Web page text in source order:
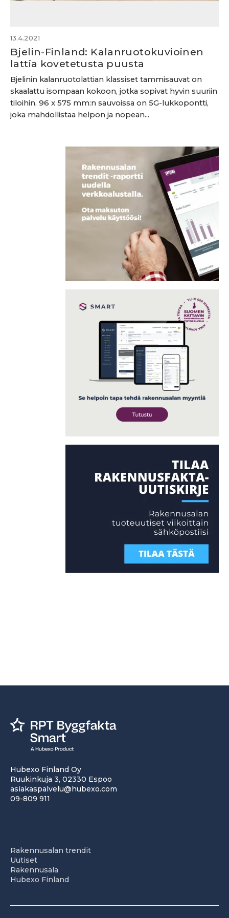
13.4.2021
Bjelin-Finland: Kalanruotokuvioinen
lattia kovetetusta puusta
Bjelinin kalanruotolattian klassiset tammisauvat on
skaalattu isompaan kokoon, jotka sopivat hyvin suuriin
tiloihin. 96 x 575 mm:n sauvoissa on 5G-lukkopontti,
joka mahdollistaa helpon ja nopean...
Hubexo Finland Oy
Ruukinkuja 3, 02330 Espoo
asiakaspalvelu@hubexo.com
09-809 911
Rakennusalan trendit
Uutiset
Rakennusala
Hubexo Finland